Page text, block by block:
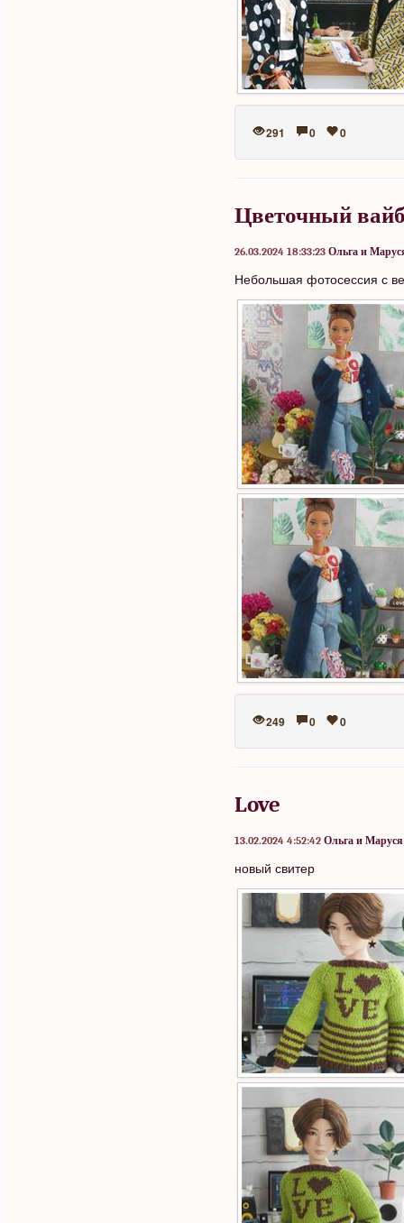
291 0 0
Цветочный
26.03.2024 18:33:23 Ольга и
Небольшая фотосессия с
249 0 0
Love
13.02.2024 4:52:42 Ольга и Маруся
новый свитер